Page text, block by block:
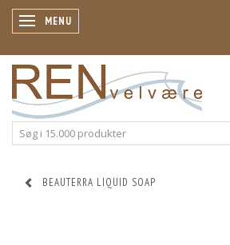
SKIFTE NAVIGATION
MENU
BEAUTERRA LIQUID SOAP